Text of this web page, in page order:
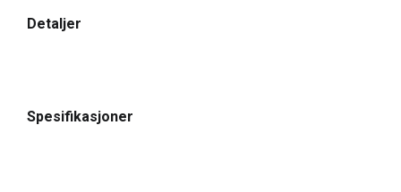
Detaljer
Spesifikasjoner